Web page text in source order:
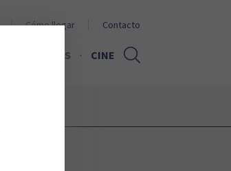
NOTICIAS CINE
Cómo llegar Contacto